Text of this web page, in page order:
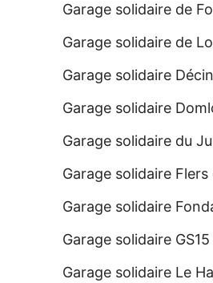
Garage solidaire de
Garage solidaire de
Garage solidaire
Garage solidaire
Garage solidaire du
Garage solidaire
Garage solidaire
Garage solidaire GS15
Garage solidaire Le